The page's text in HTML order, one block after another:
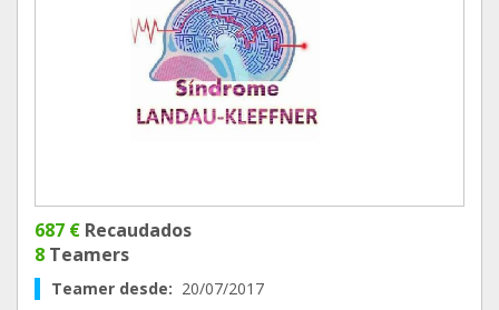
687 € Recaudados
8 Teamers
Teamer desde: 20/07/2017